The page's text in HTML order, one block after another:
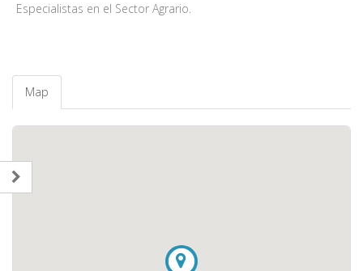
Especialistas en el Sector Agrario.
Map